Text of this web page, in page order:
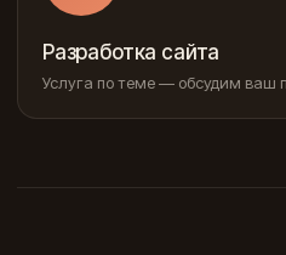
Разработка сайта
Услуга по теме — обсудим ваш